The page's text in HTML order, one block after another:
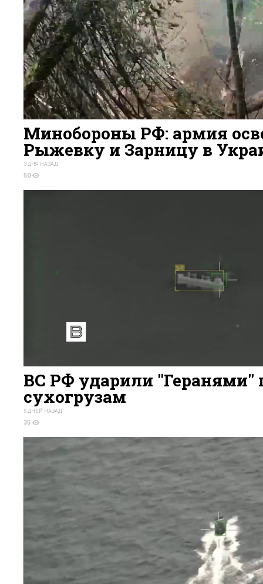
Минобороны РФ: армия
Рыжевку и Зарницу в
3 ДНЯ НАЗАД
50
ВС РФ ударили "Геранями"
сухогрузам
5 ДНЕЙ НАЗАД
35